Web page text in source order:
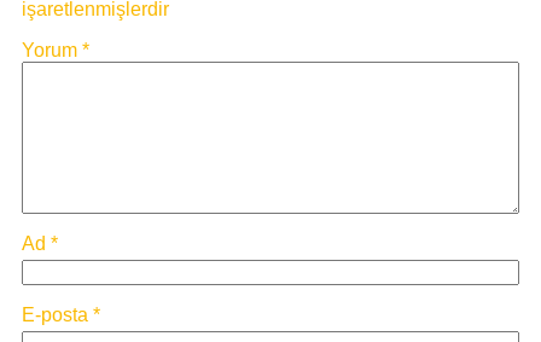
işaretlenmişlerdir
Yorum *
Ad *
E-posta *